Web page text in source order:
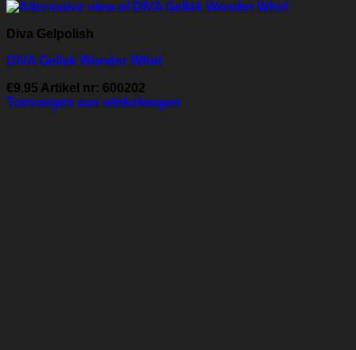
Diva Gelpolish
DIVA Gellak Wonder Whirl
€9.95 Artikel nr: 600202
Toevoegen aan winkelwagen